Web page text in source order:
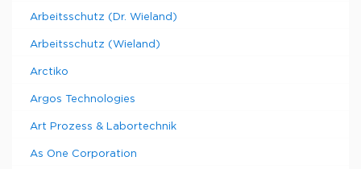
Arbeitsschutz (Dr. Wieland)
Arbeitsschutz (Wieland)
Arctiko
Argos Technologies
Art Prozess & Labortechnik
As One Corporation